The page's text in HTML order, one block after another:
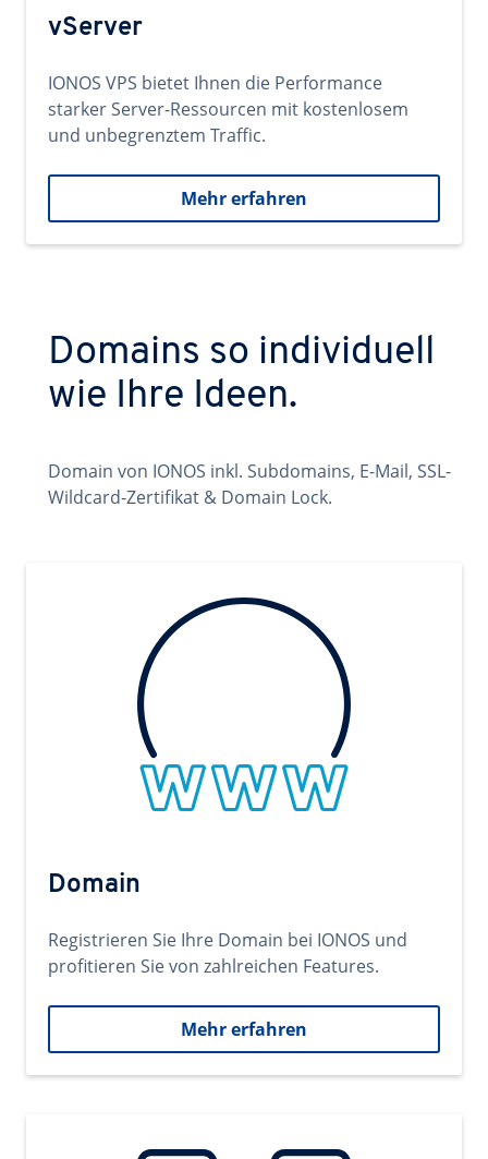
vServer
IONOS VPS bietet Ihnen die Performance
starker Server-Ressourcen mit kostenlosem
und unbegrenztem Traffic.
Mehr erfahren
Domains so individuell
wie Ihre Ideen.
Domain von IONOS inkl. Subdomains, E-Mail, SSL-
Wildcard-Zertifikat & Domain Lock.
Domain
Registrieren Sie Ihre Domain bei IONOS und
profitieren Sie von zahlreichen Features.
Mehr erfahren